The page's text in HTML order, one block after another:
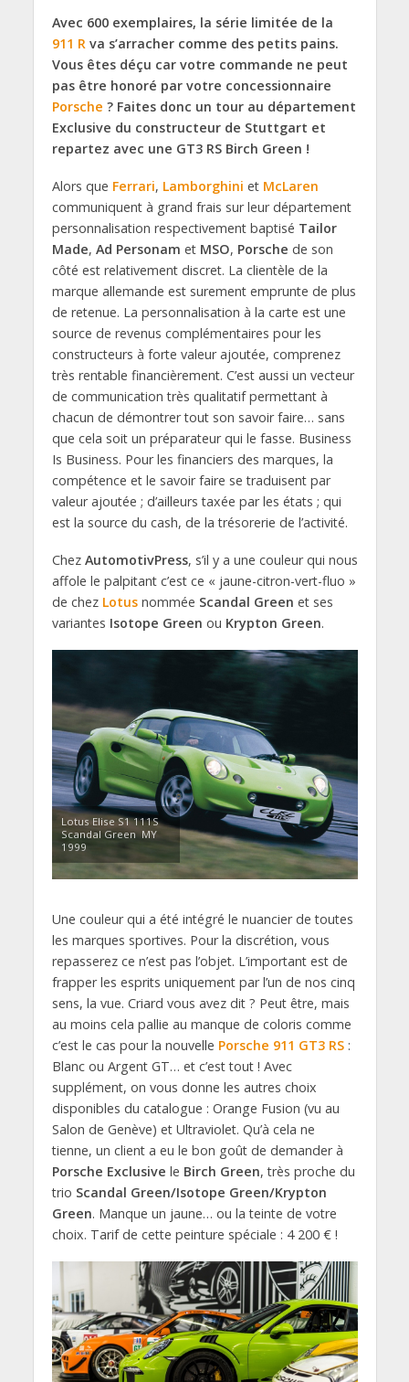
Avec 600 exemplaires, la série limitée de la
911 Rva s’arracher comme des petits pains.
Vous êtes déçu car votre commande ne peut
pas être honoré par votre concessionnaire
Porsche ? Faites donc un tour au département
Exclusive du constructeur de Stuttgart et
repartez avec une GT3 RS Birch Green !
Alors que Ferrari, Lamborghini et McLaren
communiquent à grand frais sur leur département
personnalisation respectivement baptisé Tailor
Made, Ad Personam et MSO, Porsche de son
côté est relativement discret. La clientèle de la
marque allemande est surement emprunte de plus
de retenue. La personnalisation à la carte est une
source de revenus complémentaires pour les
constructeurs à forte valeur ajoutée, comprenez
très rentable financièrement. C’est aussi un vecteur
de communication très qualitatif permettant à
chacun de démontrer tout son savoir faire… sans
que cela soit un préparateur qui le fasse. Business
Is Business. Pour les financiers des marques, la
compétence et le savoir faire se traduisent par
valeur ajoutée ; d’ailleurs taxée par les états ; qui
est la source du cash, de la trésorerie de l’activité.
Chez AutomotivPress, s’il y a une couleur qui nous
affole le palpitant c’est ce « jaune-citron-vert-fluo »
de chez Lotusnommée Scandal Green et ses
variantes Isotope Green ou Krypton Green.
Lotus Elise S1 111S
Scandal Green MY
1999
Une couleur qui a été intégré le nuancier de toutes
les marques sportives. Pour la discrétion, vous
repasserez ce n’est pas l’objet. L’important est de
frapper les esprits uniquement par l’un de nos cinq
sens, la vue. Criard vous avez dit ? Peut être, mais
au moins cela pallie au manque de coloris comme
c’est le cas pour la nouvelle Porsche 911 GT3 RS:
Blanc ou Argent GT… et c’est tout ! Avec
supplément, on vous donne les autres choix
disponibles du catalogue : Orange Fusion (vu au
Salon de Genève) et Ultraviolet. Qu’à cela ne
tienne, un client a eu le bon goût de demander à
Porsche Exclusive le Birch Green, très proche du
trio Scandal Green/Isotope Green/Krypton
Green. Manque un jaune… ou la teinte de votre
choix. Tarif de cette peinture spéciale : 4 200 € !